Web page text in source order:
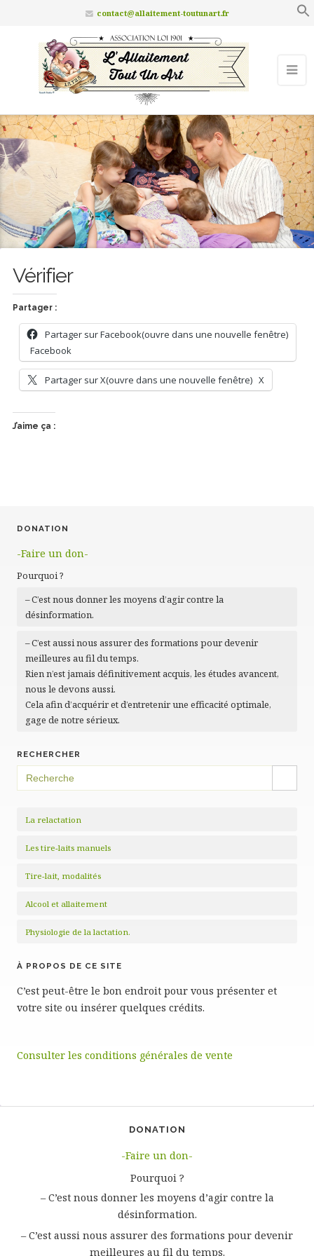
contact@allaitement-toutunart.fr
Vérifier
Partager :
Partager sur Facebook(ouvre dans une nouvelle fenêtre)
Facebook
Partager sur X(ouvre dans une nouvelle fenêtre) X
J’aime ça :
DONATION
-Faire un don-
Pourquoi ?
– C’est nous donner les moyens d’agir contre la
désinformation.
– C’est aussi nous assurer des formations pour devenir
meilleures au fil du temps.
Rien n’est jamais définitivement acquis, les études avancent,
nous le devons aussi.
Cela afin d’acquérir et d’entretenir une efficacité optimale,
gage de notre sérieux.
RECHERCHER
Search
for:
SEARCH BUTTON
La relactation
Les tire-laits manuels
Tire-lait, modalités
Alcool et allaitement
Physiologie de la lactation.
À PROPOS DE CE SITE
C’est peut-être le bon endroit pour vous présenter et
votre site ou insérer quelques crédits.
Consulter les conditions générales de vente
DONATION
-Faire un don-
Pourquoi ?
– C’est nous donner les moyens d’agir contre la
désinformation.
– C’est aussi nous assurer des formations pour devenir
meilleures au fil du temps.